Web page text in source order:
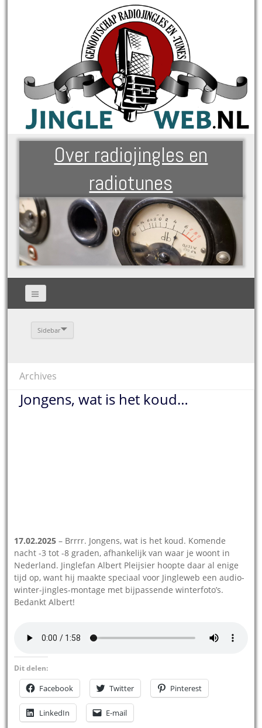
Over radiojingles en
radiotunes
Sidebar
Archives
Jongens, wat is het koud…
17.02.2025 – Brrrr. Jongens, wat is het koud. Komende
nacht -3 tot -8 graden, afhankelijk van waar je woont in
Nederland. Jinglefan Albert Pleijsier hoopte daar al enige
tijd op, want hij maakte speciaal voor Jingleweb een audio-
winter-jingles-montage met bijpassende winterfoto’s.
Bedankt Albert!
Dit delen:
Facebook Twitter Pinterest
LinkedIn E-mail